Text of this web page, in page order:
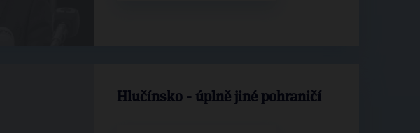
Hlučínsko - úplně jiné pohraničí